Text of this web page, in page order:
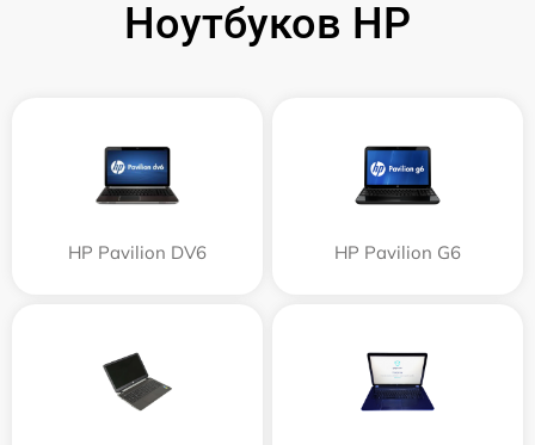
Ноутбуков HP
HP Pavilion DV6 HP Pavilion G6